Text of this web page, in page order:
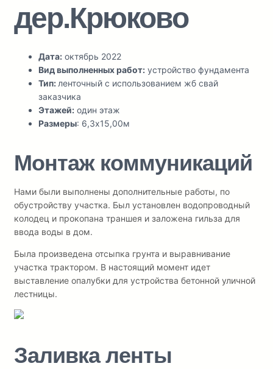
дер.Крюково
Дата: октябрь 2022
Вид выполненных работ: устройство фундамента
Тип: ленточный с использованием жб свай
заказчика
Этажей: один этаж
Размеры: 6,3х15,00м
Монтаж коммуникаций
Нами были выполнены дополнительные работы, по
обустройству участка. Был установлен водопроводный
колодец и прокопана траншея и заложена гильза для
ввода воды в дом.
Была произведена отсыпка грунта и выравнивание
участка трактором. В настоящий момент идет
выставление опалубки для устройства бетонной уличной
лестницы.
Заливка ленты